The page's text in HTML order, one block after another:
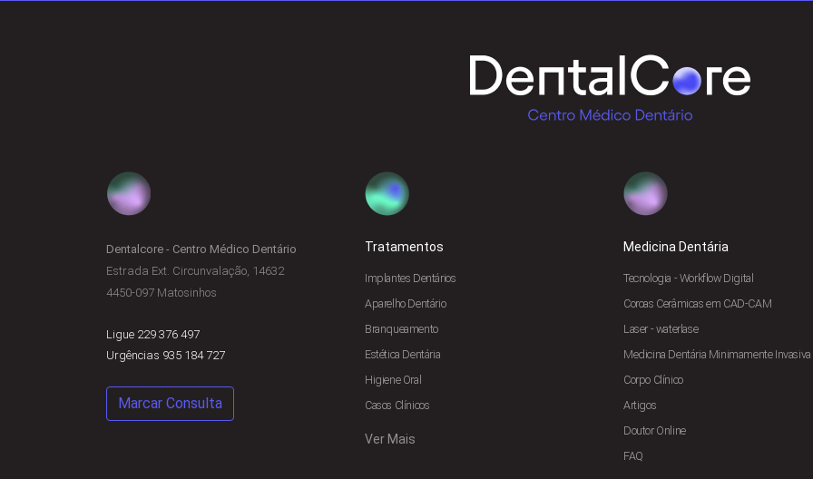
Dentalcore - Centro Médico Dentário
Estrada Ext. Circunvalação, 14632
4450-097 Matosinhos
Ligue 229 376 497
Urgências 935 184 727
Marcar Consulta
Tratamentos
Implantes Dentários
Aparelho Dentário
Branqueamento
Estética Dentária
Higiene Oral
Casos Clínicos
Ver Mais
Medicina Dentária
Tecnologia - Workflow Digital
Coroas Cerâmicas em CAD-CAM
Laser - waterlase
Medicina Dentária Minimamente Invasiva
Corpo Clínico
Artigos
Doutor Online
FAQ